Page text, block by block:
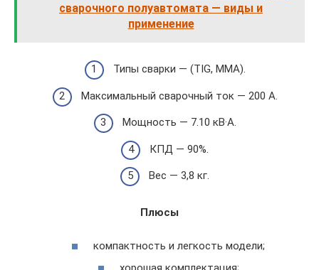
сварочного полуавтомата — виды и
применение
Типы сварки — (TIG, MMA).
Максимальный сварочный ток — 200 А.
Мощность — 7.10 кВ·А.
КПД — 90%.
Вес — 3,8 кг.
Плюсы
компактность и легкость модели;